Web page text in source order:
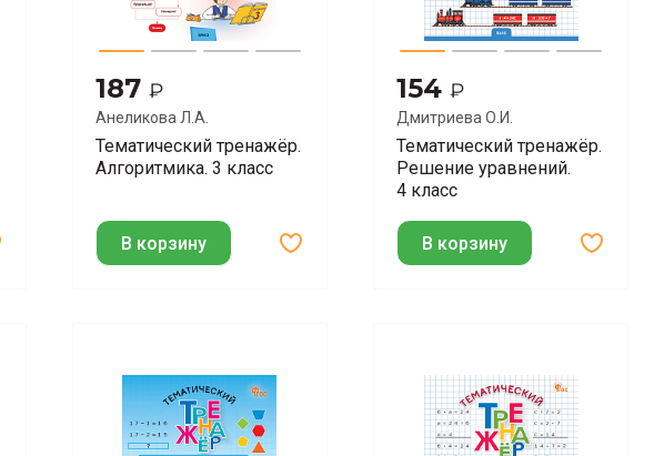
187 ₽
Анеликова Л.А.
Тематический тренажёр.
Алгоритмика. 3 класс
В корзину
154₽
Дмитриева О.И.
Тематический тренажёр.
Решение уравнений.
4 класс
В корзину